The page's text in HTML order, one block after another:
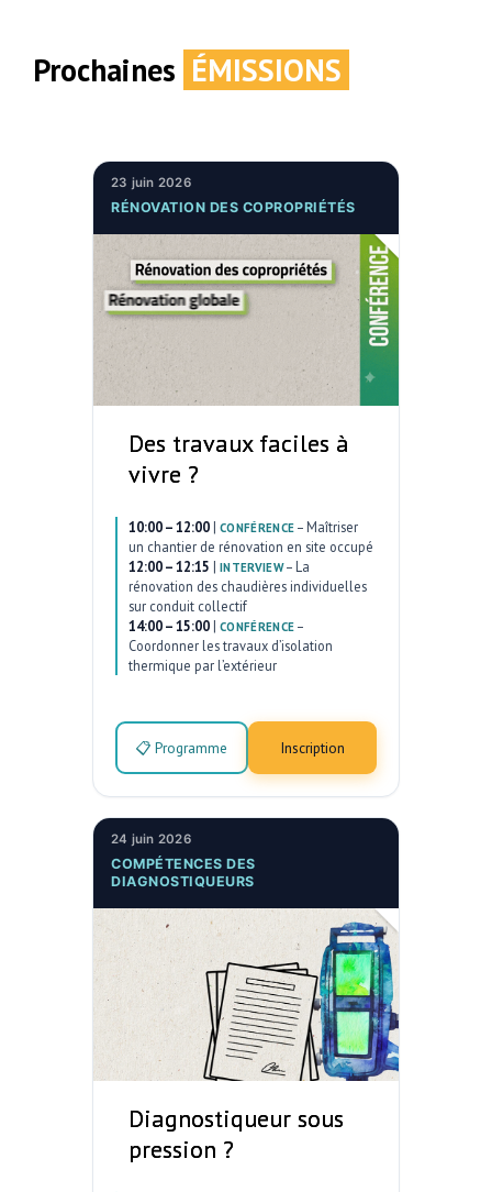
Prochaines ÉMISSIONS
23 juin 2026
RÉNOVATION DES COPROPRIÉTÉS
Des travaux faciles à
vivre ?
10:00 – 12:00 | CONFÉRENCE – Maîtriser
un chantier de rénovation en site occupé
12:00 – 12:15 | INTERVIEW– La
rénovation des chaudières individuelles
sur conduit collectif
14:00 – 15:00 | CONFÉRENCE –
Coordonner les travaux d’isolation
thermique par l’extérieur
📋 Programme Inscription
24 juin 2026
COMPÉTENCES DES
DIAGNOSTIQUEURS
Diagnostiqueur sous
pression ?